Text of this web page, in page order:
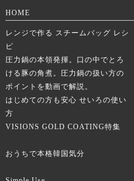
HOME
レンジで作る スチームバッグ レシ
ピ
圧力鍋の本領発揮。口の中でとろ
ける豚の角煮。圧力鍋の扱い方の
ポイントを動画で解説。
はじめての方も安心 せいろの使い
方
VISIONS GOLD COATING特集
おうちで本格韓国気分